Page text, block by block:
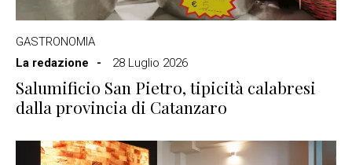
GASTRONOMIA
La redazione
28 Luglio 2026
Salumificio San Pietro, tipicità calabresi
dalla provincia di Catanzaro